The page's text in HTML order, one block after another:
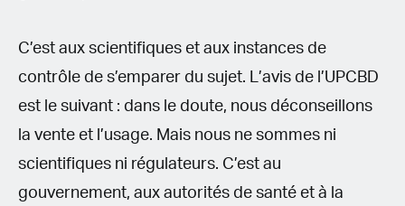
C’est aux scientifiques et aux instances de
contrôle de s’emparer du sujet. L’avis de l’UPCBD
est le suivant : dans le doute, nous déconseillons
la vente et l’usage. Mais nous ne sommes ni
scientifiques ni régulateurs. C’est au
gouvernement, aux autorités de santé et à la